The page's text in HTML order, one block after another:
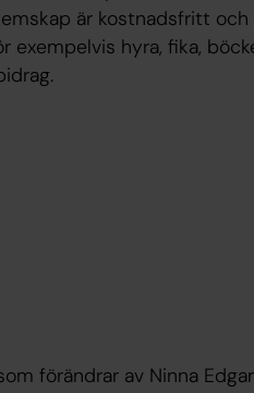
är kostnadsfritt
hyra, fika,
förändrar av Ninna